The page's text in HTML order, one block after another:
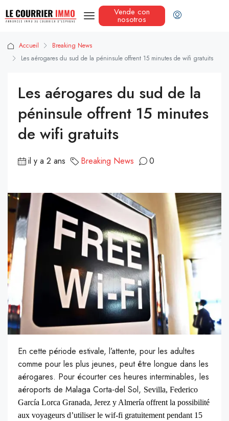
Vende con
nosotros
Accueil
Breaking News
Les aérogares du sud de la péninsule offrent 15 minutes de wifi gratuits
Les aérogares du sud de la
péninsule offrent 15 minutes
de wifi gratuits
il y a 2 ans Breaking News 0
En cette période estivale, l’attente, pour les adultes
comme pour les plus jeunes, peut être longue dans les
aérogares. Pour écourter ces heures interminables, les
aéroports de Malaga Corta-del Sol, Sevilla, Federico
García Lorca Granada, Jerez y Almería offrent la possibilité
aux voyageurs d’utiliser le wif-fi gratuitement pendant 15